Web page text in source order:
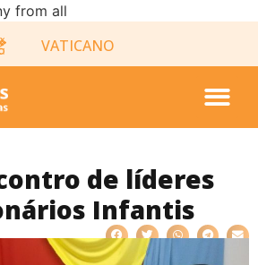
from all
VATICANO
de líderes
Infantis